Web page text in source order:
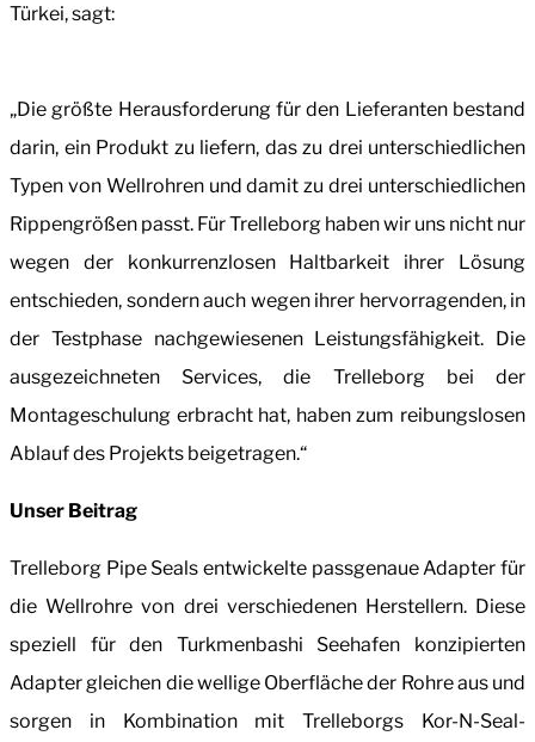
Türkei, sagt:
„Die größte Herausforderung für den Lieferanten bestand
darin, ein Produkt zu liefern, das zu drei unterschiedlichen
Typen von Wellrohren und damit zu drei unterschiedlichen
Rippengrößen passt. Für Trelleborg haben wir uns nicht nur
wegen der konkurrenzlosen Haltbarkeit ihrer Lösung
entschieden, sondern auch wegen ihrer hervorragenden, in
der Testphase nachgewiesenen Leistungsfähigkeit. Die
ausgezeichneten Services, die Trelleborg bei der
Montageschulung erbracht hat, haben zum reibungslosen
Ablauf des Projekts beigetragen.“
Unser Beitrag
Trelleborg Pipe Seals entwickelte passgenaue Adapter für
die Wellrohre von drei verschiedenen Herstellern. Diese
speziell für den Turkmenbashi Seehafen konzipierten
Adapter gleichen die wellige Oberfläche der Rohre aus und
sorgen in Kombination mit Trelleborgs Kor-N-Seal-